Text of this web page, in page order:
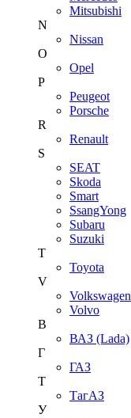
Mitsubishi
N
Nissan
O
Opel
P
Peugeot
Porsche
R
Renault
S
SEAT
Skoda
Smart
SsangYong
Subaru
Suzuki
T
Toyota
V
Volkswagen
Volvo
В
ВАЗ (Lada)
Г
ГАЗ
Т
ТагАЗ
У